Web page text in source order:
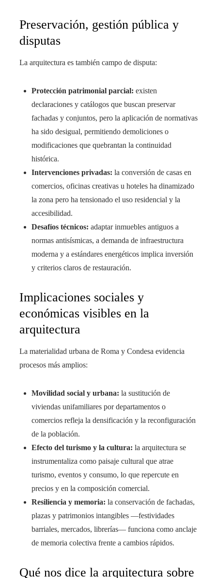
Preservación, gestión pública y
disputas
La arquitectura es también campo de disputa:
Protección patrimonial parcial: existen
declaraciones y catálogos que buscan preservar
fachadas y conjuntos, pero la aplicación de normativas
ha sido desigual, permitiendo demoliciones o
modificaciones que quebrantan la continuidad
histórica.
Intervenciones privadas: la conversión de casas en
comercios, oficinas creativas u hoteles ha dinamizado
la zona pero ha tensionado el uso residencial y la
accesibilidad.
Desafíos técnicos: adaptar inmuebles antiguos a
normas antisísmicas, a demanda de infraestructura
moderna y a estándares energéticos implica inversión
y criterios claros de restauración.
Implicaciones sociales y
económicas visibles en la
arquitectura
La materialidad urbana de Roma y Condesa evidencia
procesos más amplios:
Movilidad social y urbana: la sustitución de
viviendas unifamiliares por departamentos o
comercios refleja la densificación y la reconfiguración
de la población.
Efecto del turismo y la cultura: la arquitectura se
instrumentaliza como paisaje cultural que atrae
turismo, eventos y consumo, lo que repercute en
precios y en la composición comercial.
Resiliencia y memoria: la conservación de fachadas,
plazas y patrimonios intangibles —festividades
barriales, mercados, librerías— funciona como anclaje
de memoria colectiva frente a cambios rápidos.
Qué nos dice la arquitectura sobre